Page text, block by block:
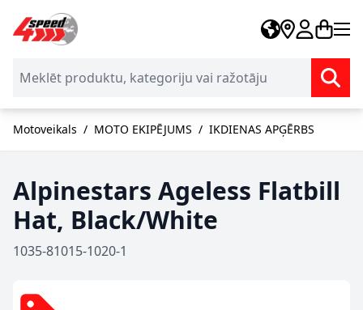
Skip to Content
Motoveikals / MOTO EKIPĒJUMS / IKDIENAS APĢĒRBS
Alpinestars Ageless Flatbill
Hat, Black/White
1035-81015-1020-1